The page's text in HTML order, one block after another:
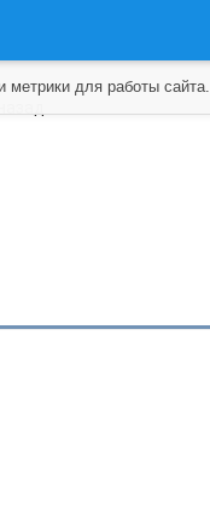
метрики для работы сайта.